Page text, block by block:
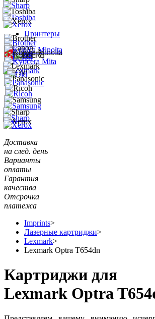
Принтеры
Доставка
на след. день
Варианты
оплаты
Гарантия
качества
Отсрочка
платежа
Imprints>
Лазерные картриджи>
Lexmark>
Lexmark Optra T654dn
Картриджи для
Lexmark Optra